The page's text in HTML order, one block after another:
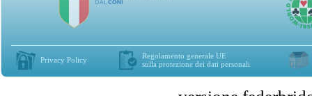
Privacy Policy
Regolamento generale UE
sulla protezione dei dati personali